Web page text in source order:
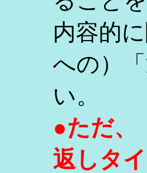
内容的
への）
い。
●ただ、
返しタ